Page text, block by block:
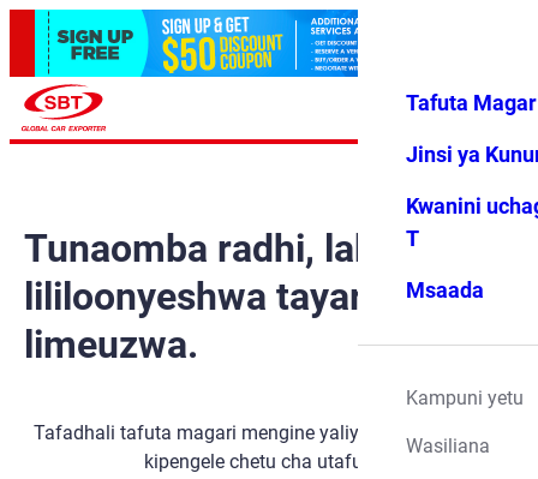
Vipendwa
Menyu
Tafuta
Jinsi ya
Kwanini
T
Msaada
Kampuni yetu
Wasiliana
Tunaomba radhi, lakini gari
lililoonyeshwa tayari
limeuzwa.
Tafadhali tafuta magari mengine yaliyopo kwa kutumia
kipengele chetu cha utafutaji.